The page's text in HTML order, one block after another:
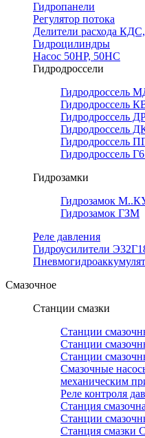
Гидропанели
Регулятор потока
Делители расхода
Гидроцилиндры
Насос 50НР, 50НС
Гидродроссели
Гидродроссель
Гидродроссель
Гидродроссель
Гидродроссель
Гидродроссель
Гидродроссель
Гидрозамки
Гидрозамок
Гидрозамок ГЗМ
Реле давления
Гидроусилители
Смазочное
Станции смазки
Станции
Станции
Станции
Смазочные
механическим
Реле контроля
Станция
Станции
Станция смазки